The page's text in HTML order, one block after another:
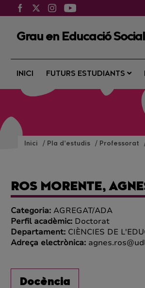
Grau en Educació Social
INICI FUTURS ESTUDIANTS
Inici Pla d’estudis Professorat
ROS MORENTE,
Categoria: AGREGAT/ADA
Perfil acadèmic: Doctorat
Departament: CIÈNCIES DE
Adreça electrònica:
Docència